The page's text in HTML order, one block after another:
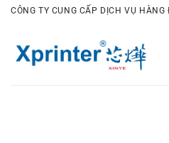
Bỏ
dung
CÔNG TY CUNG CẤP DỊCH VỤ